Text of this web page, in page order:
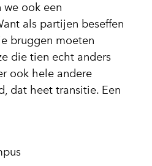
we ook een
als partijen beseffen
bruggen moeten
die tien echt anders
ook hele andere
dat heet transitie. Een